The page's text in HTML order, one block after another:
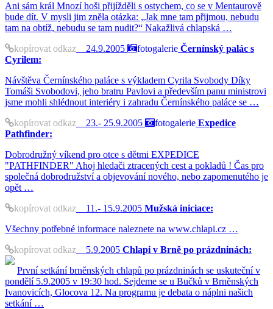
Ani sám král Mnozí hoši přijížděli s ostychem, co se v Mentaurově
bude dít. V mysli jim zněla otázka: „Jak mne tam přijmou, nebudu
tam na obtíž, nebudu se tam nudit?“ Nakažlivá chlapská …
kopírovat odkaz 24.9.2005 fotogalerie Černínský palác s
Cyrilem:
Návštěva Černínského paláce s výkladem Cyrila Svobody Díky
Tomáši Svobodovi, jeho bratru Pavlovi a především panu ministrovi
jsme mohli shlédnout interiéry i zahradu Černínského paláce se …
kopírovat odkaz 23.- 25.9.2005 fotogalerie Expedice
Pathfinder:
Dobrodružný víkend pro otce s dětmi EXPEDICE
"PATHFINDER" Ahoj hledači ztracených cest a pokladů ! Čas pro
společná dobrodružství a objevování nového, nebo zapomenutého je
opět …
kopírovat odkaz 11.- 15.9.2005 Mužská iniciace:
Všechny potřebné informace naleznete na www.chlapi.cz …
kopírovat odkaz 5.9.2005 Chlapi v Brně po prázdninách:
První setkání brněnských chlapů po prázdninách se uskuteční v
pondělí 5.9.2005 v 19:30 hod. Sejdeme se u Bučků v Brněnských
Ivanovicích, Glocova 12. Na programu je debata o náplni našich
setkání …